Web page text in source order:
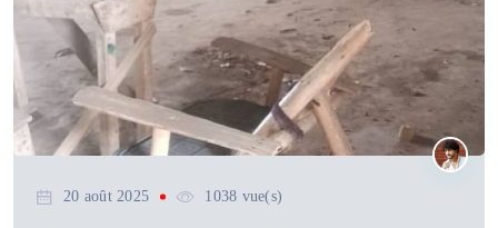
20 août 2025 1038 vue(s)